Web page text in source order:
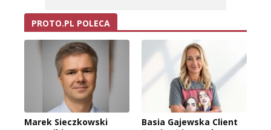
PROTO.PL POLECA
Marek Sieczkowski
Basia Gajewska Client